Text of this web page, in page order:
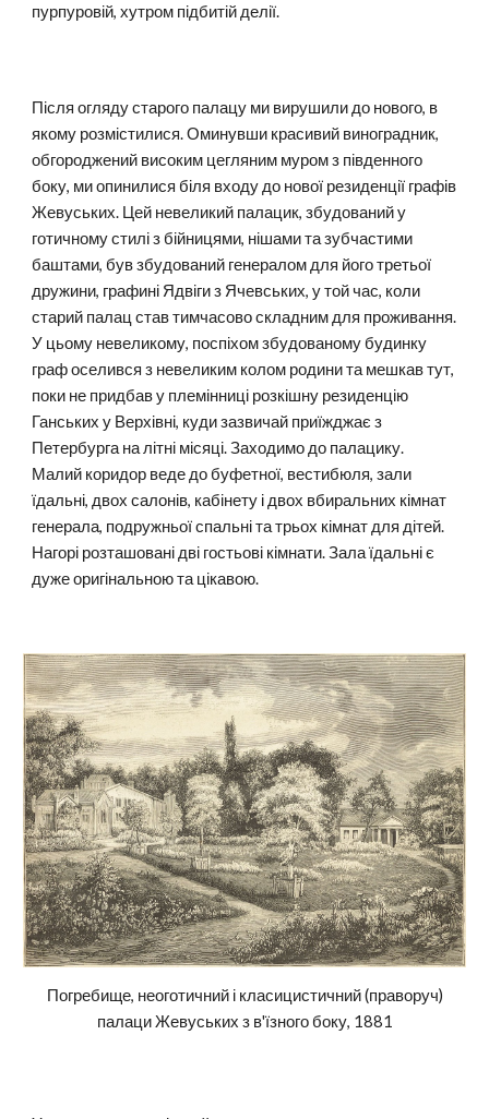
пурпуровій, хутром підбитій делії.
Після огляду старого палацу ми вирушили до нового, в
якому розмістилися. Оминувши красивий виноградник,
обгороджений високим цегляним муром з південного
боку, ми опинилися біля входу до нової резиденції графів
Жевуських. Цей невеликий палацик, збудований у
готичному стилі з бійницями, нішами та зубчастими
баштами, був збудований генералом для його третьої
дружини, графині Ядвіги з Ячевських, у той час, коли
старий палац став тимчасово складним для проживання.
У цьому невеликому, поспіхом збудованому будинку
граф оселився з невеликим колом родини та мешкав тут,
поки не придбав у племінниці розкішну резиденцію
Ганських у Верхівні, куди зазвичай приїжджає з
Петербурга на літні місяці. Заходимо до палацику.
Малий коридор веде до буфетної, вестибюля, зали
їдальні, двох салонів, кабінету і двох вбиральних кімнат
генерала, подружньої спальні та трьох кімнат для дітей.
Нагорі розташовані дві гостьові кімнати. Зала їдальні є
дуже оригінальною та цікавою.
Погребище, неоготичний і класицистичний (праворуч)
палаци Жевуських з в'їзного боку, 1881